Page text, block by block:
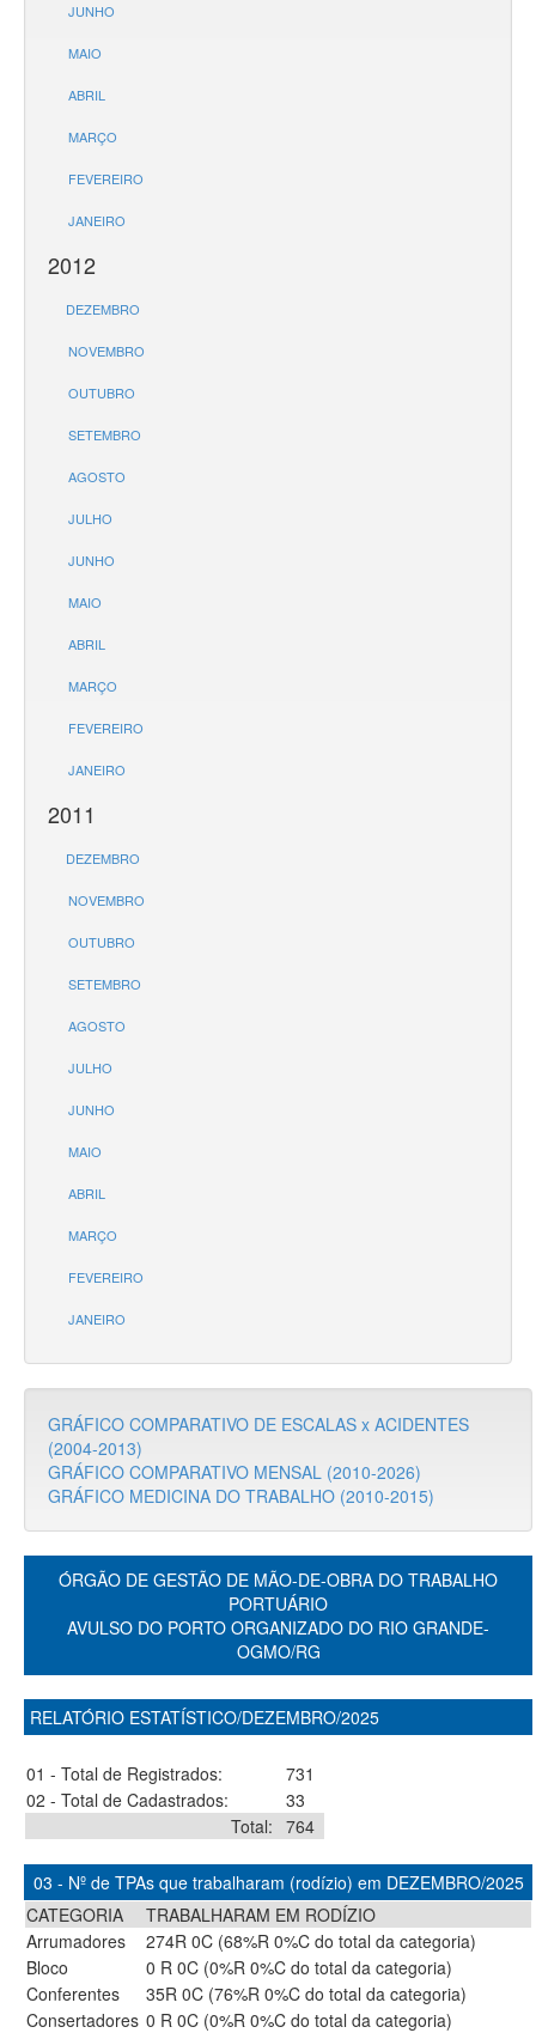
JUNHO
MAIO
ABRIL
MARÇO
FEVEREIRO
JANEIRO
2012
DEZEMBRO
NOVEMBRO
OUTUBRO
SETEMBRO
AGOSTO
JULHO
JUNHO
MAIO
ABRIL
MARÇO
FEVEREIRO
JANEIRO
2011
DEZEMBRO
NOVEMBRO
OUTUBRO
SETEMBRO
AGOSTO
JULHO
JUNHO
MAIO
ABRIL
MARÇO
FEVEREIRO
JANEIRO
GRÁFICO COMPARATIVO DE ESCALAS x ACIDENTES
(2004-2013)
GRÁFICO COMPARATIVO MENSAL (2010-2026)
GRÁFICO MEDICINA DO TRABALHO (2010-2015)
ÓRGÃO DE GESTÃO DE MÃO-DE-OBRA DO TRABALHO
PORTUÁRIO
AVULSO DO PORTO ORGANIZADO DO RIO GRANDE-
OGMO/RG
RELATÓRIO ESTATÍSTICO/DEZEMBRO/2025
01 - Total de Registrados:
731
02 - Total de Cadastrados:
33
Total: 764
03 - Nº de TPAs que trabalharam (rodízio) em DEZEMBRO/2025
CATEGORIA
TRABALHARAM EM RODÍZIO
Arrumadores
274R 0C (68%R 0%C do total da categoria)
Bloco
0 R 0C (0%R 0%C do total da categoria)
Conferentes
35R 0C (76%R 0%C do total da categoria)
Consertadores 0 R 0C (0%R 0%C do total da categoria)